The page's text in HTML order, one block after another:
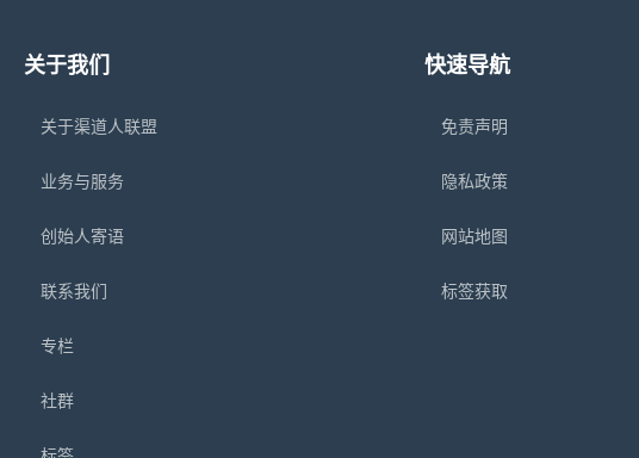
关于我们
关于渠道人联盟
业务与服务
创始人寄语
联系我们
专栏
社群
快速导航
免责声明
隐私政策
网站地图
标签获取